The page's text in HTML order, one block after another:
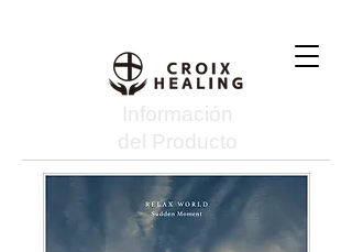
Información
del Producto